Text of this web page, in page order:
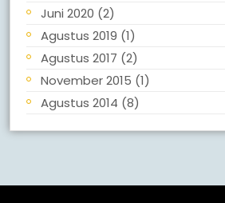
Juni 2020 (2)
Agustus 2019 (1)
Agustus 2017 (2)
November 2015 (1)
Agustus 2014 (8)